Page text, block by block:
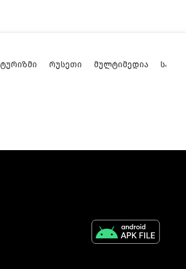
ᲢᲣᲠᲘᲖᲛᲘ ᲠᲣᲡᲔᲗᲘ ᲛᲣᲚᲢᲘᲛᲔᲓᲘᲐ